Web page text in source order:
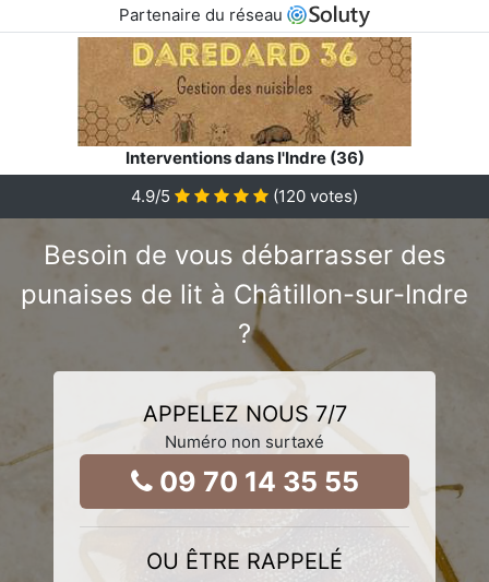
Partenaire du réseau
Interventions dans l'Indre (36)
4.9/5 (120 votes)
Besoin de vous débarrasser des
punaises de lit à Châtillon-sur-Indre
?
APPELEZ NOUS 7/7
Numéro non surtaxé
09 70 14 35 55
OU ÊTRE RAPPELÉ